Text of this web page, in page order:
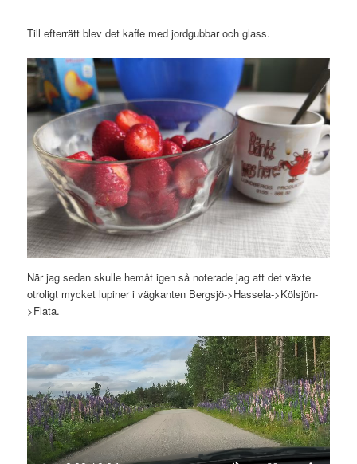
Till efterrätt blev det kaffe med jordgubbar och glass.
När jag sedan skulle hemåt igen så noterade jag att det växte
otroligt mycket lupiner i vägkanten Bergsjö->Hassela->Kölsjön-
>Flata.